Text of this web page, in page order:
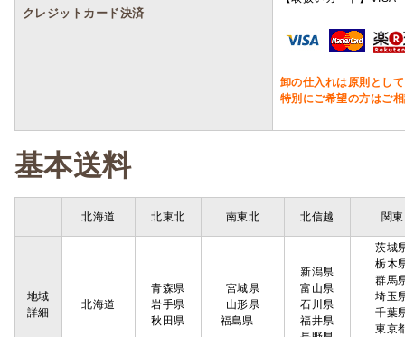
クレジットカード決済
卸の仕入れは原則とし
特別にご希望の方はご
基本送料
北海道 北東北 南東北 北信越 関東
地域
詳細
北海道
青森県
岩手県
秋田県
宮城県
山形県
福島県
新潟県
富山県
石川県
福井県
茨城
栃木
群馬
埼玉
千葉
東京